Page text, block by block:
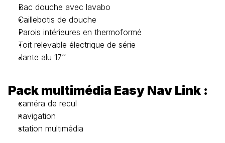
Bac douche avec lavabo
Caillebotis de douche
Parois intérieures en thermoformé
Toit relevable électrique de série
Jante alu 17’’
Pack multimédia Easy Nav Link :
caméra de recul
navigation
station multimédia